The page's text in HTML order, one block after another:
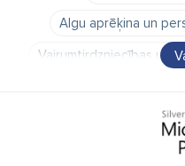
Algu aprēķina un
Vairumtirdzniecības un
Mazo un vidējo
Programma